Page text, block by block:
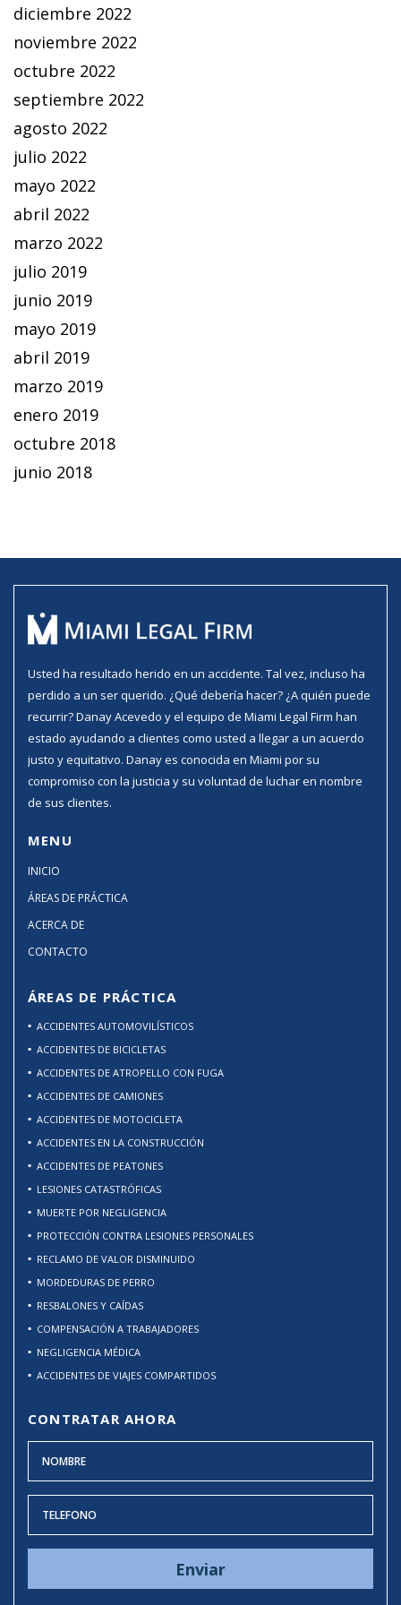
diciembre 2022
noviembre 2022
octubre 2022
septiembre 2022
agosto 2022
julio 2022
mayo 2022
abril 2022
marzo 2022
julio 2019
junio 2019
mayo 2019
abril 2019
marzo 2019
enero 2019
octubre 2018
junio 2018
Usted ha resultado herido en un accidente. Tal vez, incluso ha
perdido a un ser querido. ¿Qué debería hacer? ¿A quién puede
recurrir? Danay Acevedo y el equipo de Miami Legal Firm han
estado ayudando a clientes como usted a llegar a un acuerdo
justo y equitativo. Danay es conocida en Miami por su
compromiso con la justicia y su voluntad de luchar en nombre
de sus clientes.
MENU
INICIO
ÁREAS DE PRÁCTICA
ACERCA DE
CONTACTO
ÁREAS DE PRÁCTICA
ACCIDENTES AUTOMOVILÍSTICOS
ACCIDENTES DE BICICLETAS
ACCIDENTES DE ATROPELLO CON FUGA
ACCIDENTES DE CAMIONES
ACCIDENTES DE MOTOCICLETA
ACCIDENTES EN LA CONSTRUCCIÓN
ACCIDENTES DE PEATONES
LESIONES CATASTRÓFICAS
MUERTE POR NEGLIGENCIA
PROTECCIÓN CONTRA LESIONES PERSONALES
RECLAMO DE VALOR DISMINUIDO
MORDEDURAS DE PERRO
RESBALONES Y CAÍDAS
COMPENSACIÓN A TRABAJADORES
NEGLIGENCIA MÉDICA
ACCIDENTES DE VIAJES COMPARTIDOS
CONTRATAR AHORA